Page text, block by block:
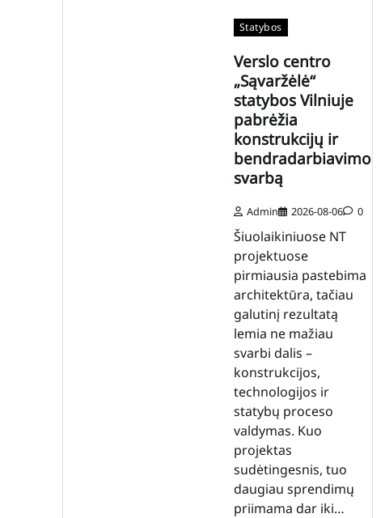
Statybos
Verslo centro
„Sąvaržėlė“
statybos Vilniuje
pabrėžia
konstrukcijų ir
bendradarbiavimo
svarbą
Admin 2026-08-06 0
Šiuolaikiniuose NT
projektuose
pirmiausia pastebima
architektūra, tačiau
galutinį rezultatą
lemia ne mažiau
svarbi dalis –
konstrukcijos,
technologijos ir
statybų proceso
valdymas. Kuo
projektas
sudėtingesnis, tuo
daugiau sprendimų
priimama dar iki…